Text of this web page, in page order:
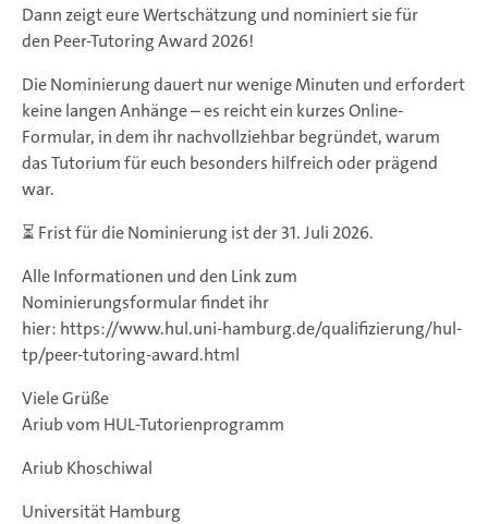
Dann zeigt eure Wertschätzung und nominiert sie für
den Peer-Tutoring Award 2026!
Die Nominierung dauert nur wenige Minuten und erfordert
keine langen Anhänge – es reicht ein kurzes Online-
Formular, in dem ihr nachvollziehbar begründet, warum
das Tutorium für euch besonders hilfreich oder prägend
war.
⏳ Frist für die Nominierung ist der 31. Juli 2026.
Alle Informationen und den Link zum
Nominierungsformular findet ihr
hier: https://www.hul.uni-hamburg.de/qualifizierung/hul-
tp/peer-tutoring-award.html
Viele Grüße
Ariub vom HUL-Tutorienprogramm
Ariub Khoschiwal
Universität Hamburg